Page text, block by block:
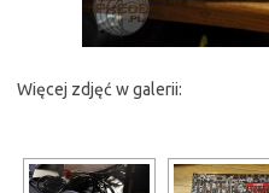
Więcej zdjęć w galerii: